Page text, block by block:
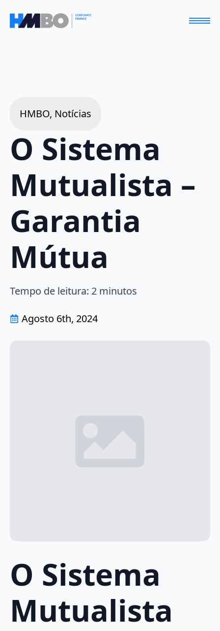
HMBO, Notícias
O Sistema
Mutualista –
Garantia
Mútua
Tempo de leitura: 2 minutos
Agosto 6th, 2024
O Sistema
Mutualista